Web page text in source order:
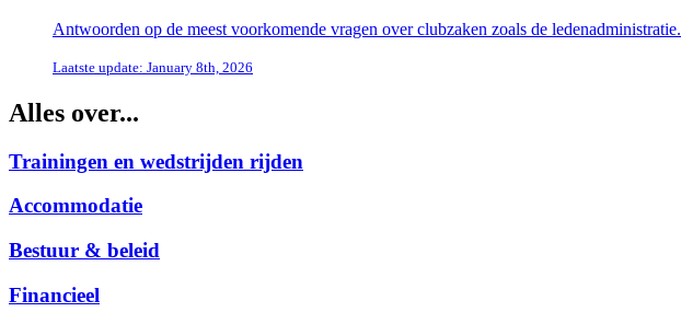
Antwoorden op de meest voorkomende vragen over clubzaken zoals de ledenadministratie.
Laatste update: January 8th, 2026
Alles over...
Trainingen en wedstrijden rijden
Accommodatie
Bestuur & beleid
Financieel